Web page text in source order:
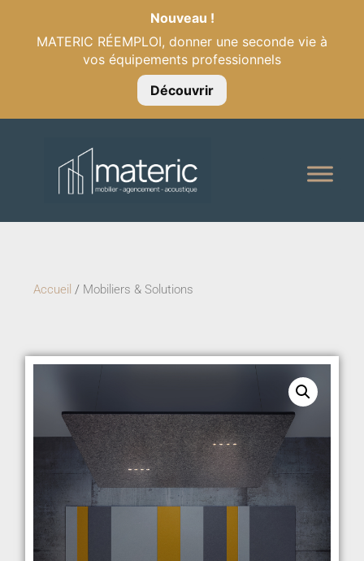
Nouveau !
MATERIC RÉEMPLOI, donner une seconde vie à
vos équipements professionnels
Découvrir
Accueil / Mobiliers & Solutions